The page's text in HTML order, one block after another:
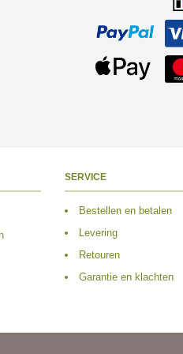
SERVICE
Bestellen en betalen
Levering
Retouren
Garantie en klachten